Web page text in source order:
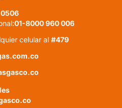
0506
01-8000 960 006
celular al#479